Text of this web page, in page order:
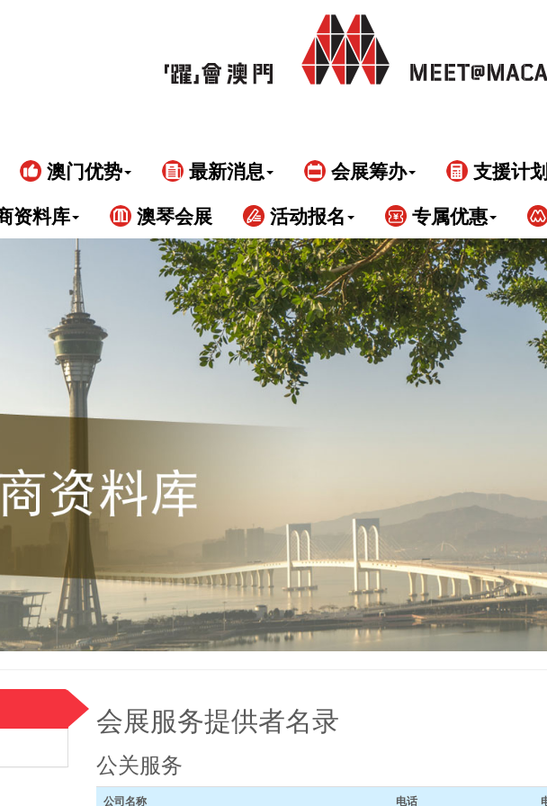
澳门优势 最新消息 会展筹办 支援计
资料库 澳琴会展 活动报名 专属优惠
会展服务提供者名录
公关服务
公司名称 电话